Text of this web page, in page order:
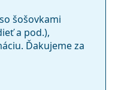
šošovkami
a pod.),
Ďakujeme za